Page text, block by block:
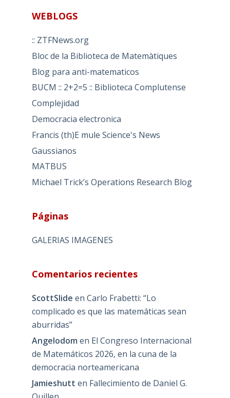
WEBLOGS
:: ZTFNews.org
Bloc de la Biblioteca de Matemàtiques
Blog para anti-matematicos
BUCM :: 2+2=5 :: Biblioteca Complutense
Complejidad
Democracia electronica
Francis (th)E mule Science's News
Gaussianos
MATBUS
Michael Trick’s Operations Research Blog
Páginas
GALERIAS IMAGENES
Comentarios recientes
ScottSlide en Carlo Frabetti: “Lo
complicado es que las matemáticas sean
aburridas”
Angelodom en El Congreso Internacional
de Matemáticos 2026, en la cuna de la
democracia norteamericana
Jamieshutt en Fallecimiento de Daniel G.